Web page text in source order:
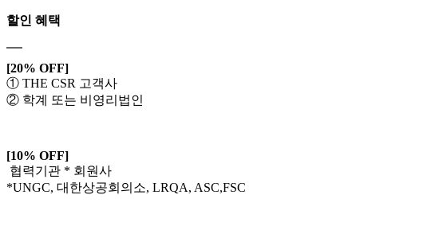
할인 혜택
[20% OFF]
① THE CSR 고객사
② 학계 또는 비영리법인
[10% OFF]
협력기관 * 회원사
*UNGC, 대한상공회의소, LRQA, ASC,FSC